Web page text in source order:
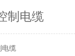
制电缆
电缆